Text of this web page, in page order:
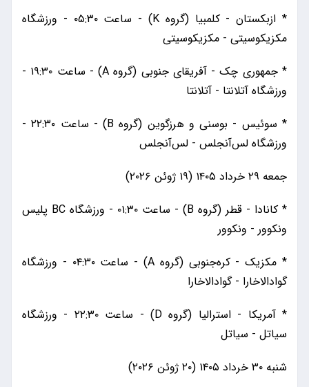
* ازبکستان - کلمبیا (گروه K) - ساعت ۰۵:۳۰ - ورزشگاه
مکزیکوسیتی - مکزیکوسیتی
* جمهوری چک - آفریقای جنوبی (گروه A) - ساعت ۱۹:۳۰ -
ورزشگاه آتلانتا - آتلانتا
* سوئیس - بوسنی و هرزگوین (گروه B) - ساعت ۲۲:۳۰ -
ورزشگاه لس‌آنجلس - لس‌آنجلس
جمعه ۲۹ خرداد ۱۴۰۵ (۱۹ ژوئن ۲۰۲۶)
* کانادا - قطر (گروه B) - ساعت ۰۱:۳۰ - ورزشگاه BC پلیس
ونکوور - ونکوور
* مکزیک - کره‌جنوبی (گروه A) - ساعت ۰۴:۳۰ - ورزشگاه
گوادالاخارا - گوادالاخارا
* آمریکا - استرالیا (گروه D) - ساعت ۲۲:۳۰ - ورزشگاه
سیاتل - سیاتل
شنبه ۳۰ خرداد ۱۴۰۵ (۲۰ ژوئن ۲۰۲۶)